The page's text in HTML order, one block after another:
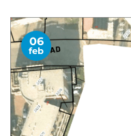
06
feb